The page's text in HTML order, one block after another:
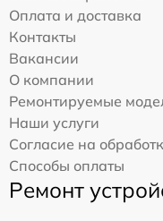
Оплата и доставка
Контакты
Вакансии
О компании
Ремонтируемые
Наши услуги
Согласие на
Способы оплаты
Ремонт